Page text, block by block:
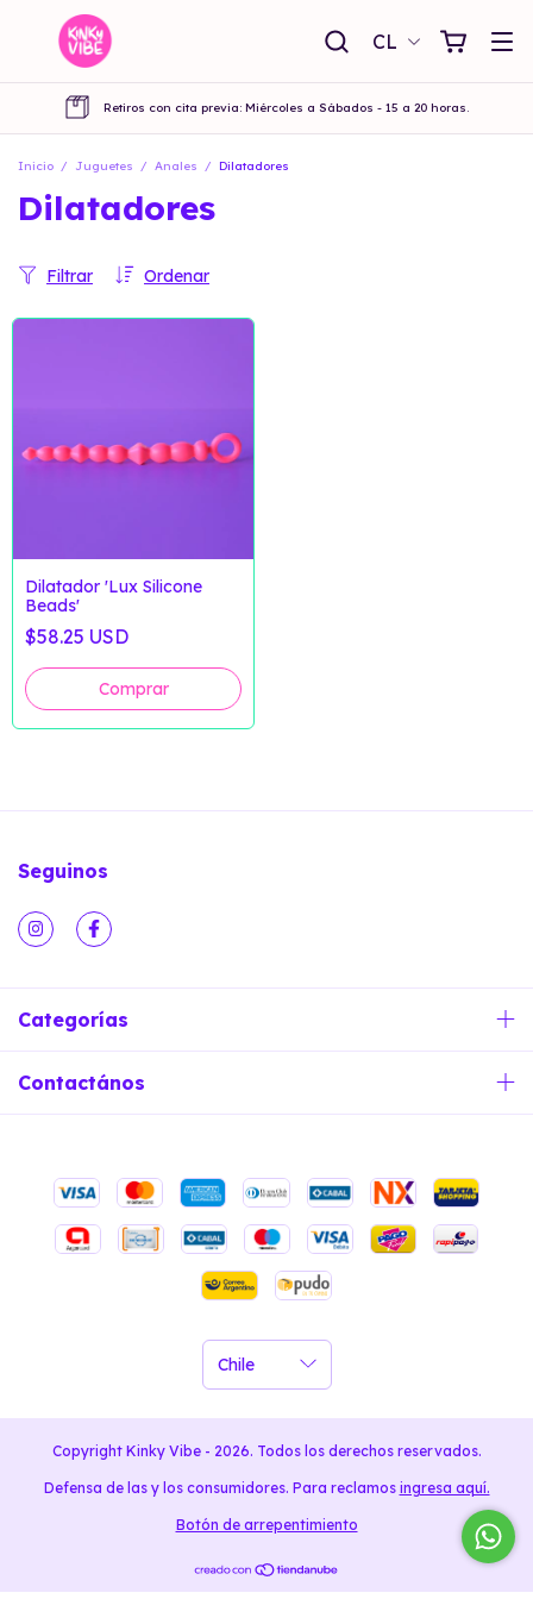
CL
Retiros con cita previa: Miércoles a Sábados - 15 a 20 horas.
Inicio / Juguetes / Anales / Dilatadores
Dilatadores
Ordenar
Filtrar
Dilatador 'Lux Silicone
Beads'
$58.25 USD
Seguinos
Categorías
Contactános
Copyright Kinky Vibe - 2026. Todos los derechos reservados.
Defensa de las y los consumidores. Para reclamos ingresa aquí.
Botón de arrepentimiento